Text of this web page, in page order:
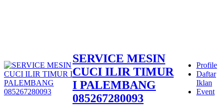
SERVICE MESIN
CUCI ILIR TIMUR
I PALEMBANG
085267280093
Profile
Daftar
Iklan
Event